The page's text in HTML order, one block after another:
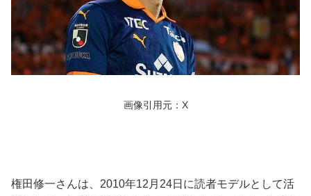
画像引用元：X
権田修一さんは、2010年12月24日に読者モデルとして活